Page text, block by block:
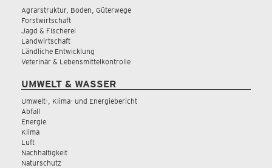
Agrarstruktur, Boden, Güterwege
Forstwirtschaft
Jagd & Fischerei
Landwirtschaft
Ländliche Entwicklung
Veterinär & Lebensmittelkontrolle
UMWELT & WASSER
Umwelt-, Klima- und Energiebericht
Abfall
Energie
Klima
Luft
Nachhaltigkeit
Naturschutz